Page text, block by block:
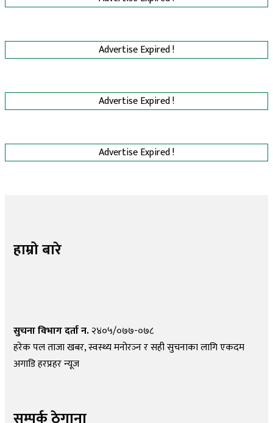
Advertise Expired !
Advertise Expired !
Advertise Expired !
हाम्रो बारे
सुचना विभाग दर्ता न.२४०५/०७७-०७८
हरेक पल ताजा खबर, स्वस्थ्य मनोरञ्न र सही सुचनाका लागि एकदम
अगाडि हरप्रहर न्यूज